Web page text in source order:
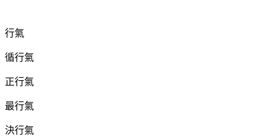
行氣
循行氣
正行氣
最行氣
決行氣